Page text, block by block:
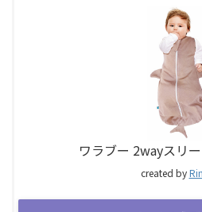
ワラブー 2wayスリ
created by